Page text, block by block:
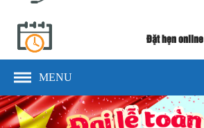
Đặt hẹn online
MENU